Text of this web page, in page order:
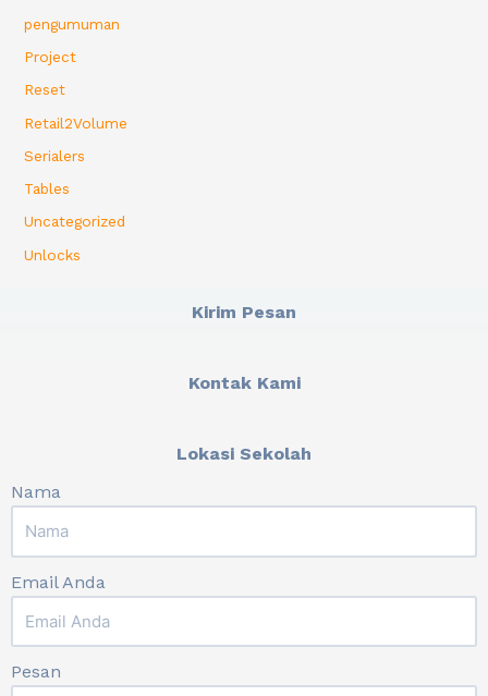
pengumuman
Project
Reset
Retail2Volume
Serialers
Tables
Uncategorized
Unlocks
Kirim Pesan
Kontak Kami
Lokasi Sekolah
Nama
Email Anda
Pesan